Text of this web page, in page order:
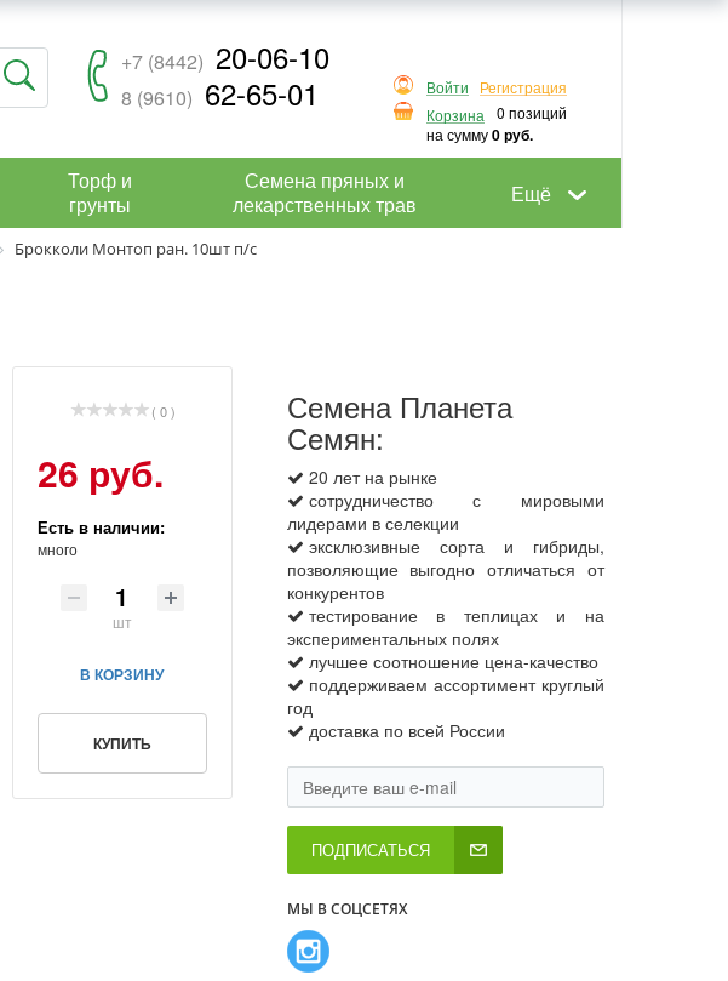
+7 (8442) 20-06-10
8 (9610) 62-65-01 Войти
Регистрация
Корзина
0 позиций
на сумму0 руб.
Торф и
грунты
Семена пряных и
лекарственных трав
Ещё
Брокколи Монтоп ран. 10шт п/с
( 0 )
26 руб.
Есть в наличии:
много
шт
В КОРЗИНУ
КУПИТЬ
Семена Планета
Семян:
20 лет на рынке
сотрудничество с мировыми
лидерами в селекции
эксклюзивные сорта и гибриды,
позволяющие выгодно отличаться от
конкурентов
тестирование в теплицах и на
экспериментальных полях
лучшее соотношение цена-качество
поддерживаем ассортимент круглый
год
доставка по всей России
ПОДПИСАТЬСЯ
МЫ В СОЦСЕТЯХ